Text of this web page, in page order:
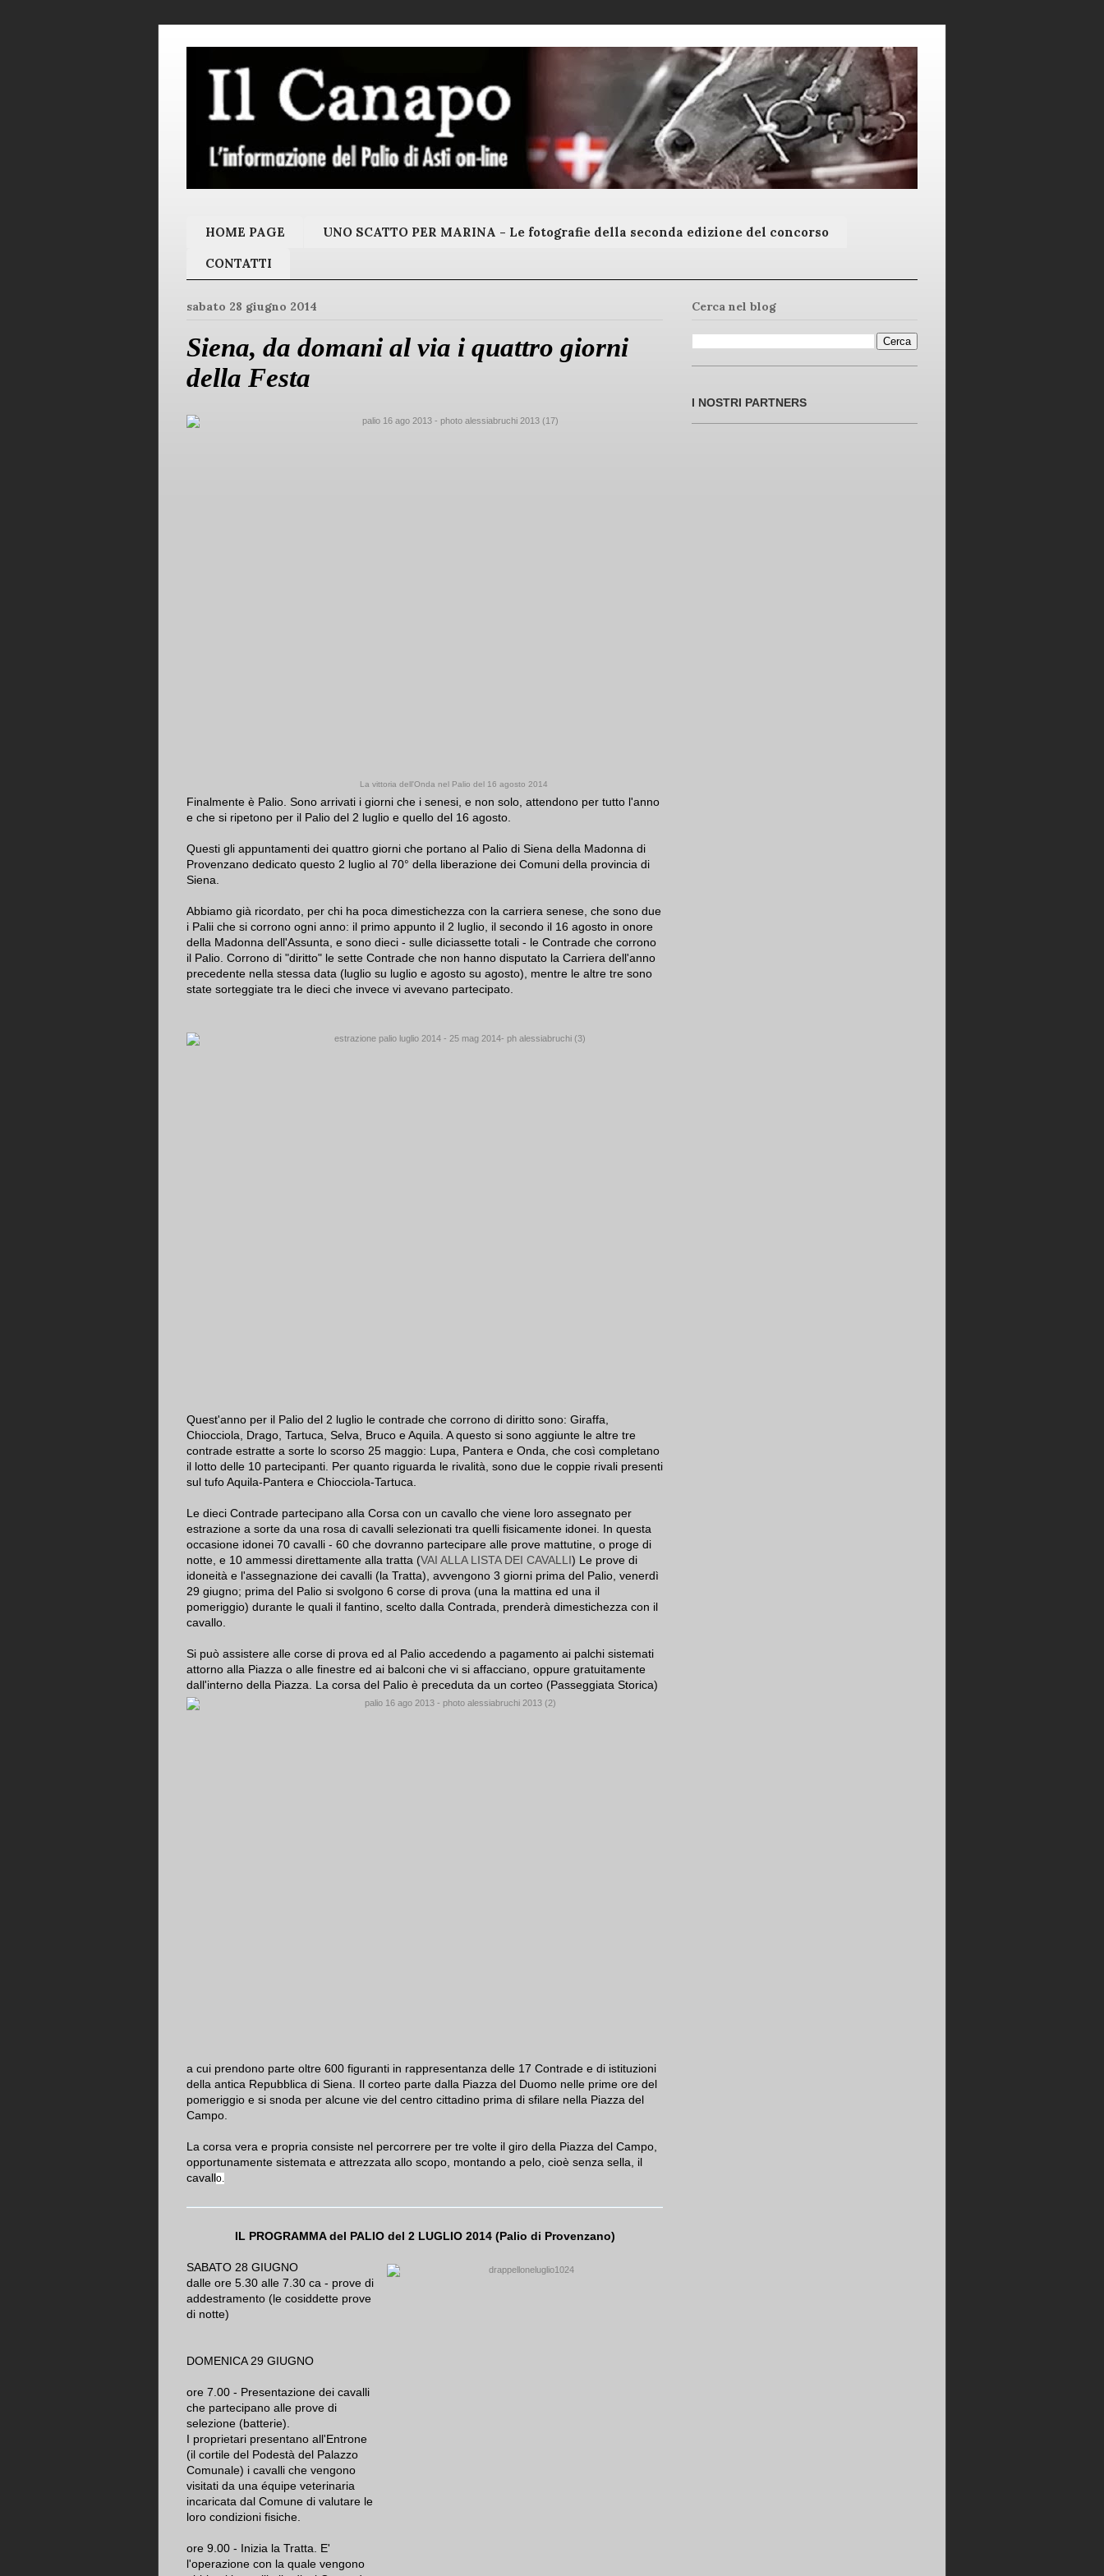
HOME PAGE UNO SCATTO PER MARINA - Le fotografie della seconda edizione del concorso
CONTATTI
sabato 28 giugno 2014
Siena, da domani al via i quattro giorni
della Festa
La vittoria dell'Onda nel Palio del 16 agosto 2014
Finalmente è Palio. Sono arrivati i giorni che i senesi, e non solo, attendono per tutto l'anno
e che si ripetono per il Palio del 2 luglio e quello del 16 agosto.
Questi gli appuntamenti dei quattro giorni che portano al Palio di Siena della Madonna di
Provenzano dedicato questo 2 luglio al 70° della liberazione dei Comuni della provincia di
Siena.
Abbiamo già ricordato, per chi ha poca dimestichezza con la carriera senese, che sono due
i Palii che si corrono ogni anno: il primo appunto il 2 luglio, il secondo il 16 agosto in onore
della Madonna dell'Assunta, e sono dieci - sulle diciassette totali - le Contrade che corrono
il Palio. Corrono di "diritto" le sette Contrade che non hanno disputato la Carriera dell'anno
precedente nella stessa data (luglio su luglio e agosto su agosto), mentre le altre tre sono
state sorteggiate tra le dieci che invece vi avevano partecipato.
Quest'anno per il Palio del 2 luglio le contrade che corrono di diritto sono: Giraffa,
Chiocciola, Drago, Tartuca, Selva, Bruco e Aquila. A questo si sono aggiunte le altre tre
contrade estratte a sorte lo scorso 25 maggio: Lupa, Pantera e Onda, che così completano
il lotto delle 10 partecipanti. Per quanto riguarda le rivalità, sono due le coppie rivali presenti
sul tufo Aquila-Pantera e Chiocciola-Tartuca.
Le dieci Contrade partecipano alla Corsa con un cavallo che viene loro assegnato per
estrazione a sorte da una rosa di cavalli selezionati tra quelli fisicamente idonei. In questa
occasione idonei 70 cavalli - 60 che dovranno partecipare alle prove mattutine, o proge di
notte, e 10 ammessi direttamente alla tratta (VAI ALLA LISTA DEI CAVALLI) Le prove di
idoneità e l'assegnazione dei cavalli (la Tratta), avvengono 3 giorni prima del Palio, venerdì
29 giugno; prima del Palio si svolgono 6 corse di prova (una la mattina ed una il
pomeriggio) durante le quali il fantino, scelto dalla Contrada, prenderà dimestichezza con il
cavallo.
Si può assistere alle corse di prova ed al Palio accedendo a pagamento ai palchi sistemati
attorno alla Piazza o alle finestre ed ai balconi che vi si affacciano, oppure gratuitamente
dall'interno della Piazza. La corsa del Palio è preceduta da un corteo (Passeggiata Storica)
a cui prendono parte oltre 600 figuranti in rappresentanza delle 17 Contrade e di istituzioni
della antica Repubblica di Siena. Il corteo parte dalla Piazza del Duomo nelle prime ore del
pomeriggio e si snoda per alcune vie del centro cittadino prima di sfilare nella Piazza del
Campo.
La corsa vera e propria consiste nel percorrere per tre volte il giro della Piazza del Campo,
opportunamente sistemata e attrezzata allo scopo, montando a pelo, cioè senza sella, il
cavallo.
IL PROGRAMMA del PALIO del 2 LUGLIO 2014 (Palio di Provenzano)
SABATO 28 GIUGNO
dalle ore 5.30 alle 7.30 ca - prove di
addestramento (le cosiddette prove
di notte)
DOMENICA 29 GIUGNO
ore 7.00 - Presentazione dei cavalli
che partecipano alle prove di
selezione (batterie).
I proprietari presentano all'Entrone
(il cortile del Podestà del Palazzo
Comunale) i cavalli che vengono
visitati da una équipe veterinaria
incaricata dal Comune di valutare le
loro condizioni fisiche.
ore 9.00 - Inizia la Tratta. E'
l'operazione con la quale vengono
Cerca nel blog
I NOSTRI PARTNERS